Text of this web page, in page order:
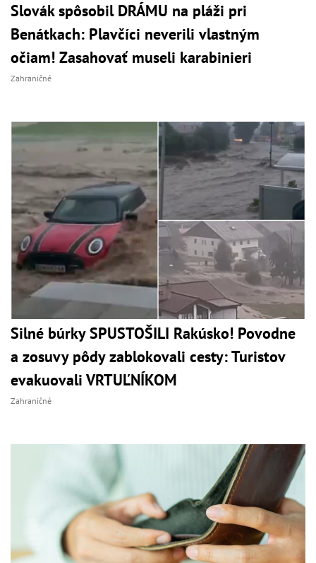
Slovák spôsobil DRÁMU na pláži pri
Benátkach: Plavčíci neverili vlastným
očiam! Zasahovať museli karabinieri
Zahraničné
Silné búrky SPUSTOŠILI Rakúsko! Povodne
a zosuvy pôdy zablokovali cesty: Turistov
evakuovali VRTUĽNÍKOM
Zahraničné